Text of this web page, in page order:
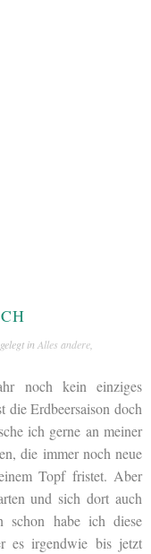
in Alles andere
noch kein einziges
die Erdbeersaison doch
ich gerne an meiner
die immer noch neue
Topf fristet. Aber
und sich dort auch
schon habe ich diese
es irgendwie bis jetzt